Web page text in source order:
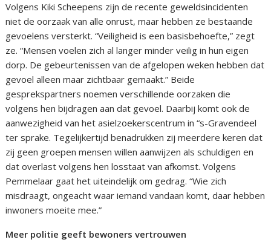
Volgens Kiki Scheepens zijn de recente geweldsincidenten
niet de oorzaak van alle onrust, maar hebben ze bestaande
gevoelens versterkt. “Veiligheid is een basisbehoefte,” zegt
ze. “Mensen voelen zich al langer minder veilig in hun eigen
dorp. De gebeurtenissen van de afgelopen weken hebben dat
gevoel alleen maar zichtbaar gemaakt.” Beide
gesprekspartners noemen verschillende oorzaken die
volgens hen bijdragen aan dat gevoel. Daarbij komt ook de
aanwezigheid van het asielzoekerscentrum in “s-Gravendeel
ter sprake. Tegelijkertijd benadrukken zij meerdere keren dat
zij geen groepen mensen willen aanwijzen als schuldigen en
dat overlast volgens hen losstaat van afkomst. Volgens
Pemmelaar gaat het uiteindelijk om gedrag. “Wie zich
misdraagt, ongeacht waar iemand vandaan komt, daar hebben
inwoners moeite mee.”
Meer politie geeft bewoners vertrouwen